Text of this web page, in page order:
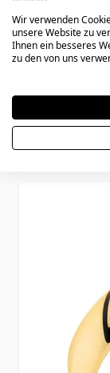
Wir verwenden
unsere Website zu
Ihnen ein besseres
zu den von uns